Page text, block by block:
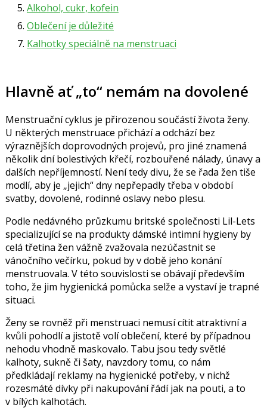
Alkohol, cukr, kofein
Oblečení je důležité
Kalhotky speciálně na menstruaci
Hlavně ať „to“ nemám na dovolené
Menstruační cyklus je přirozenou součástí života ženy.
U některých menstruace přichází a odchází bez
výraznějších doprovodných projevů, pro jiné znamená
několik dní bolestivých křečí, rozbouřené nálady, únavy a
dalších nepříjemností. Není tedy divu, že se řada žen tiše
modlí, aby je „jejich“ dny nepřepadly třeba v období
svatby, dovolené, rodinné oslavy nebo plesu.
Podle nedávného průzkumu britské společnosti Lil-Lets
specializující se na produkty dámské intimní hygieny by
celá třetina žen vážně zvažovala nezúčastnit se
vánočního večírku, pokud by v době jeho konání
menstruovala. V této souvislosti se obávají především
toho, že jim hygienická pomůcka selže a vystaví je trapné
situaci.
Ženy se rovněž při menstruaci nemusí cítit atraktivní a
kvůli pohodlí a jistotě volí oblečení, které by případnou
nehodu vhodně maskovalo. Tabu jsou tedy světlé
kalhoty, sukně či šaty, navzdory tomu, co nám
předkládají reklamy na hygienické potřeby, v nichž
rozesmáté dívky při nakupování řádí jak na pouti, a to
v bílých kalhotách.